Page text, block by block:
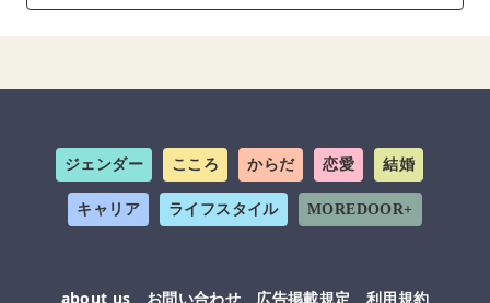
ジェンダー こころ からだ 恋愛 結婚
キャリア ライフスタイル MOREDOOR+
about us お問い合わせ 広告掲載規定 利用規約